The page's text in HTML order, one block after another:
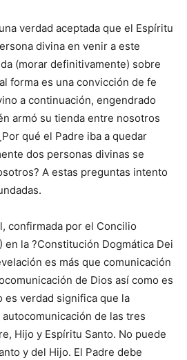
verdad aceptada que el Espíritu
divina en venir a este
(morar definitivamente) sobre
forma es una convicción de fe
a continuación, engendrado
armó su tienda entre nosotros
qué el Padre iba a quedar
dos personas divinas se
A estas preguntas intento
confirmada por el Concilio
en la ?Constitución Dogmática Dei
es más que comunicación
de Dios así como es
es verdad significa que la
de las tres
Hijo y Espíritu Santo. No puede
y del Hijo. El Padre debe